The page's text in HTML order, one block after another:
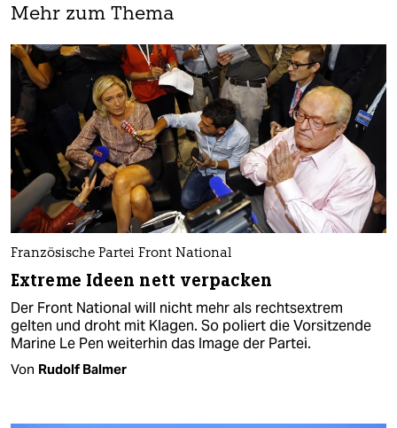
Mehr zum Thema
Französische Partei Front National
Extreme Ideen nett verpacken
Der Front National will nicht mehr als rechtsextrem
gelten und droht mit Klagen. So poliert die Vorsitzende
Marine Le Pen weiterhin das Image der Partei.
Von Rudolf Balmer